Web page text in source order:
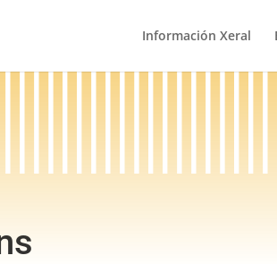
Información Xeral